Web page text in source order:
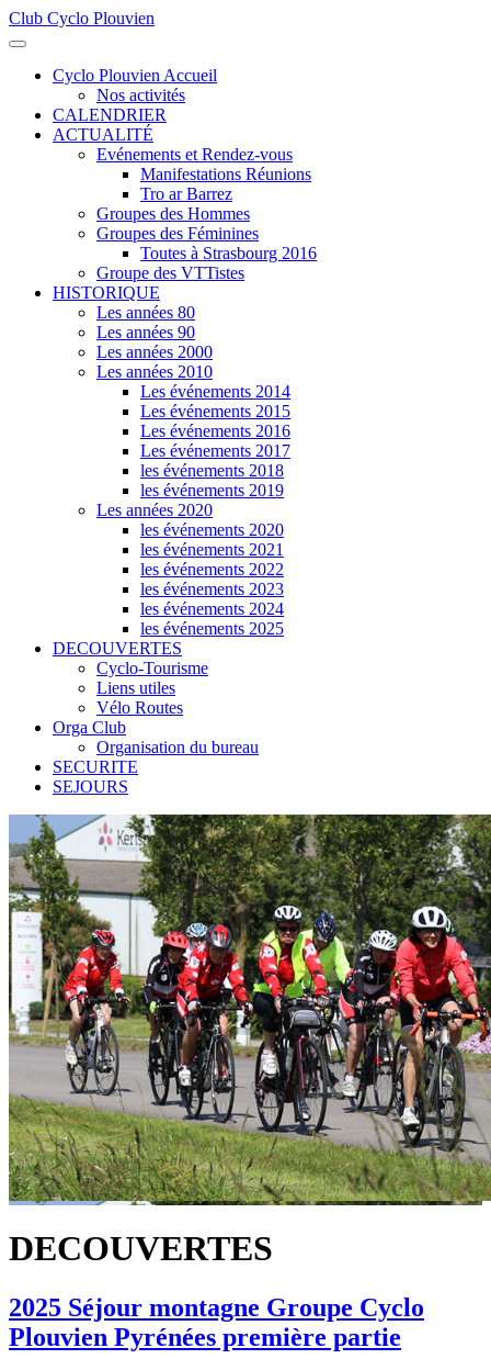
Club Cyclo Plouvien
Cyclo Plouvien Accueil
Nos activités
CALENDRIER
ACTUALITÉ
Evénements et Rendez-vous
Manifestations Réunions
Tro ar Barrez
Groupes des Hommes
Groupes des Féminines
Toutes à Strasbourg 2016
Groupe des VTTistes
HISTORIQUE
Les années 80
Les années 90
Les années 2000
Les années 2010
Les événements 2014
Les événements 2015
Les événements 2016
Les événements 2017
les événements 2018
les événements 2019
Les années 2020
les événements 2020
les événements 2021
les événements 2022
les événements 2023
les événements 2024
les événements 2025
DECOUVERTES
Cyclo-Tourisme
Liens utiles
Vélo Routes
Orga Club
Organisation du bureau
SECURITE
SEJOURS
DECOUVERTES
2025 Séjour montagne Groupe Cyclo
Plouvien Pyrénées première partie
précédente
précédent
suivante
suivant